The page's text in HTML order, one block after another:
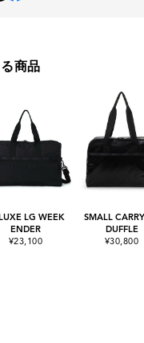
商品
LG WEEK
ENDER
¥23,100
SMALL
DUFFLE
¥30,800